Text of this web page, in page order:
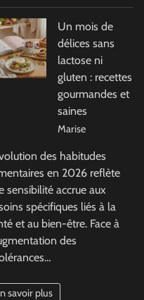
Un mois de
délices sans
lactose ni
gluten : recettes
gourmandes et
saines
Marise
des habitudes
en 2026 reflète
sensibilité accrue aux
spécifiques liés à la
et au bien-être. Face à
des
savoir plus